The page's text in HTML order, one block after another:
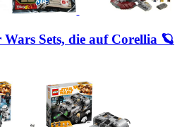
Sets, die auf Corellia 🪐